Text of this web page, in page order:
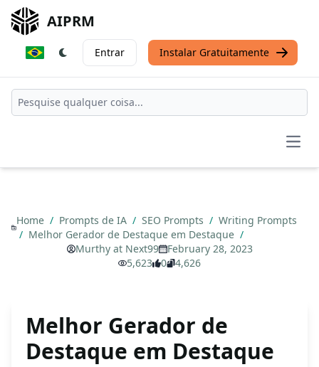
AIPRM
Entrar Instalar Gratuitamente
Home / Prompts de IA / SEO Prompts / Writing Prompts
/ Melhor Gerador de Destaque em Destaque /
Murthy at Next99
February 28, 2023
5,623
0 4,626
Melhor Gerador de
Destaque em Destaque